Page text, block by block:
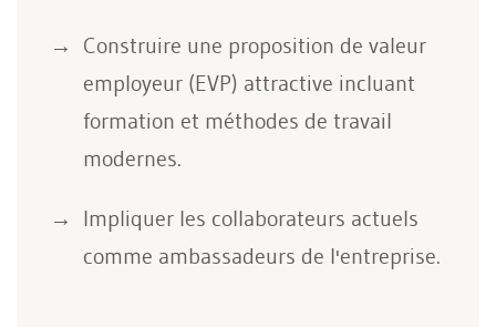
Construire une proposition de valeur
employeur (EVP) attractive incluant
formation et méthodes de travail
modernes.
Impliquer les collaborateurs actuels
comme ambassadeurs de l'entreprise.